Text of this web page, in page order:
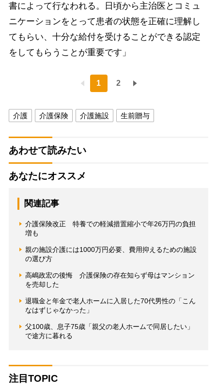
書によって行なわれる。日頃から主治医とコミュ
ニケーションをとって患者の状態を正確に理解し
てもらい、十分な給付を受けることができる認定
をしてもらうことが重要です」
1 2
介護 介護保険 介護施設 生前贈与
あわせて読みたい
あなたにオススメ
関連記事
介護保険改正 特養での軽減措置縮小で年26万円の負担
増も
親の施設介護には1000万円必要、費用抑えるための施設
の選び方
高嶋政宏の後悔 介護保険の存在知らず母はマンション
を売却した
退職金と年金で老人ホームに入居した70代男性の「こん
なはずじゃなかった」
父100歳、息子75歳「親父の老人ホームで同居したい」
で途方に暮れる
注目TOPIC